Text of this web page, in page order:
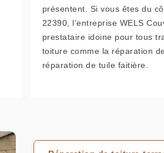
présentent. Si vous êtes du
22390, l’entreprise WELS
prestataire idoine pour tous
toiture comme la réparation
réparation de tuile faitière.